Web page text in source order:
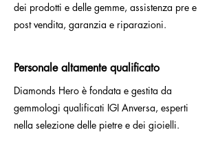
dei prodotti e delle gemme, assistenza pre e
post vendita, garanzia e riparazioni.
Personale altamente qualificato
Diamonds Hero è fondata e gestita da
gemmologi qualificati IGI Anversa, esperti
nella selezione delle pietre e dei gioielli.